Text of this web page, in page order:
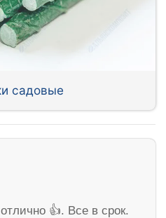
садовые
👍. Все в срок.